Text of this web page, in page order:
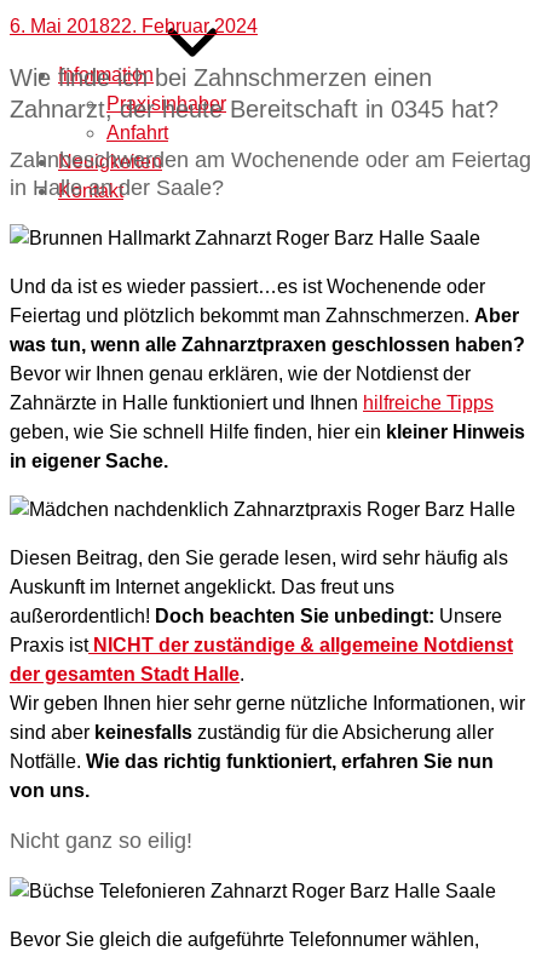
Information
Praxisinhaber
Anfahrt
Neuigkeiten
Kontakt
6. Mai 201822. Februar 2024
Wie finde ich bei Zahnschmerzen einen
Zahnarzt, der heute Bereitschaft in 0345 hat?
Zahnbeschwerden am Wochenende oder am Feiertag
in Halle an der Saale?
Und da ist es wieder passiert…es ist Wochenende oder
Feiertag und plötzlich bekommt man Zahnschmerzen. Aber
was tun, wenn alle Zahnarztpraxen geschlossen haben?
Bevor wir Ihnen genau erklären, wie der Notdienst der
Zahnärzte in Halle funktioniert und Ihnen hilfreiche Tipps
geben, wie Sie schnell Hilfe finden, hier ein kleiner Hinweis
in eigener Sache.
Diesen Beitrag, den Sie gerade lesen, wird sehr häufig als
Auskunft im Internet angeklickt. Das freut uns
außerordentlich! Doch beachten Sie unbedingt: Unsere
Praxis istNICHT der zuständige & allgemeine Notdienst
der gesamten Stadt Halle.
Wir geben Ihnen hier sehr gerne nützliche Informationen, wir
sind aber keinesfalls zuständig für die Absicherung aller
Notfälle. Wie das richtig funktioniert, erfahren Sie nun
von uns.
Nicht ganz so eilig!
Bevor Sie gleich die aufgeführte Telefonnumer wählen,